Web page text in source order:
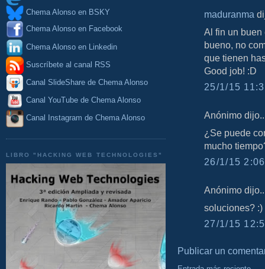
Chema Alonso en BSKY
Chema Alonso en Facebook
Chema Alonso en Linkedin
Suscríbete al canal RSS
Canal SlideShare de Chema Alonso
Canal YouTube de Chema Alonso
Canal Instagram de Chema Alonso
LIBRO "HACKING WEB TECHNOLOGIES"
maduranma
Al fin un buen
bueno, no
que tienen
Good job! :D
25/1/15
Anónimo
¿Se puede
mucho
26/1/15
Anónimo
soluciones? :)
27/1/15
Publicar un